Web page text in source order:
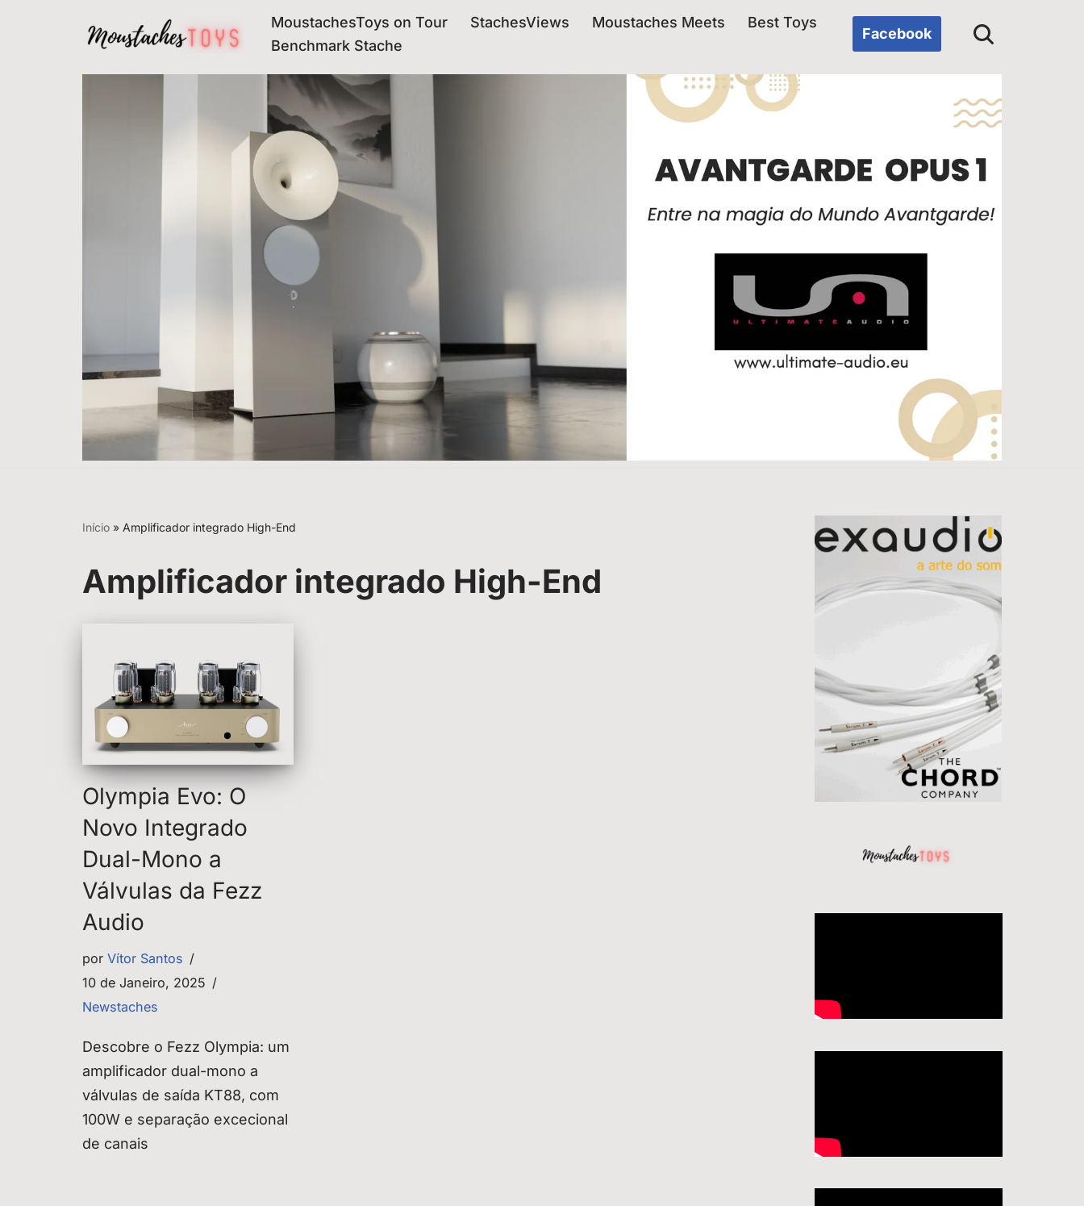
MoustachesToys on Tour StachesViews Moustaches Meets
Best Toys
Benchmark Stache
Facebook
Início » Amplificador integrado High-End
Amplificador integrado High-End
Olympia Evo: O
Novo Integrado
Dual-Mono a
Válvulas da Fezz
Audio
por Vítor Santos
10 de Janeiro, 2025
Newstaches
Descobre o Fezz Olympia: um
amplificador dual-mono a
válvulas de saída KT88, com
100W e separação excecional
de canais